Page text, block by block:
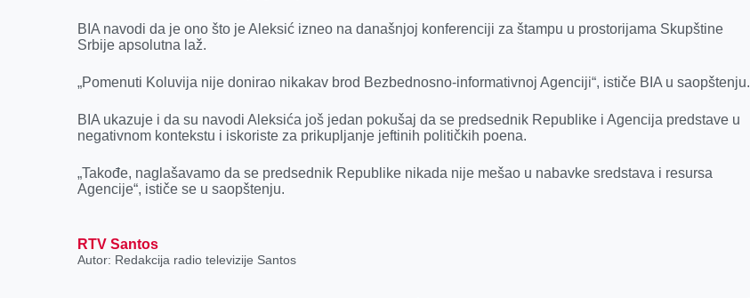
r
BIA navodi da je ono što je Aleksić izneo na današnjoj konferenciji za štampu u prostorijama Skupštine
Srbije apsolutna laž.
„Pomenuti Koluvija nije donirao nikakav brod Bezbednosno-informativnoj Agenciji“, ističe BIA u saopštenju.
BIA ukazuje i da su navodi Aleksića još jedan pokušaj da se predsednik Republike i Agencija predstave u
negativnom kontekstu i iskoriste za prikupljanje jeftinih političkih poena.
„Takođe, naglašavamo da se predsednik Republike nikada nije mešao u nabavke sredstava i resursa
Agencije“, ističe se u saopštenju.
RTV Santos
Autor: Redakcija radio televizije Santos